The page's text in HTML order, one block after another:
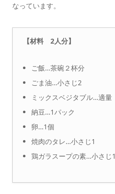
なっています。
【材料 2人分】
ご飯…茶碗２杯分
ごま油…小さじ2
ミックスベジタブル…適量
納豆…1パック
卵…1個
焼肉のタレ…小さじ1
鶏ガラスープの素…小さじ1